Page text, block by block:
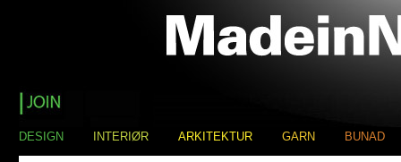
DESIGN INTERIØR ARKITEKTUR GARN BUNAD